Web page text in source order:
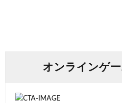
オンラインゲ